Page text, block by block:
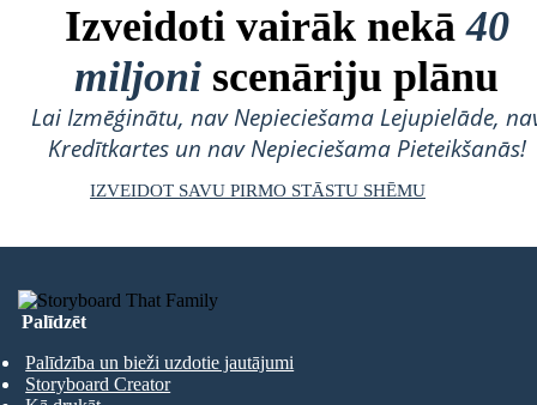
Izveidoti vairāk nekā40
miljoni scenāriju plānu
Lai Izmēģinātu, nav Nepieciešama Lejupielāde,
Kredītkartes un nav Nepieciešama Pieteikšanās!
IZVEIDOT SAVU PIRMO STĀSTU SHĒMU
Palīdzēt
Palīdzība un bieži uzdotie jautājumi
Storyboard Creator